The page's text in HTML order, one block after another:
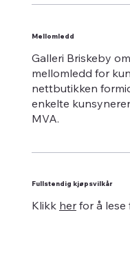
Mellomledd
Galleri Briskeby
mellomledd for
nettbutikken
enkelte
MVA.
Fullstendig kjøpsvilkår
Klikk herfor å lese